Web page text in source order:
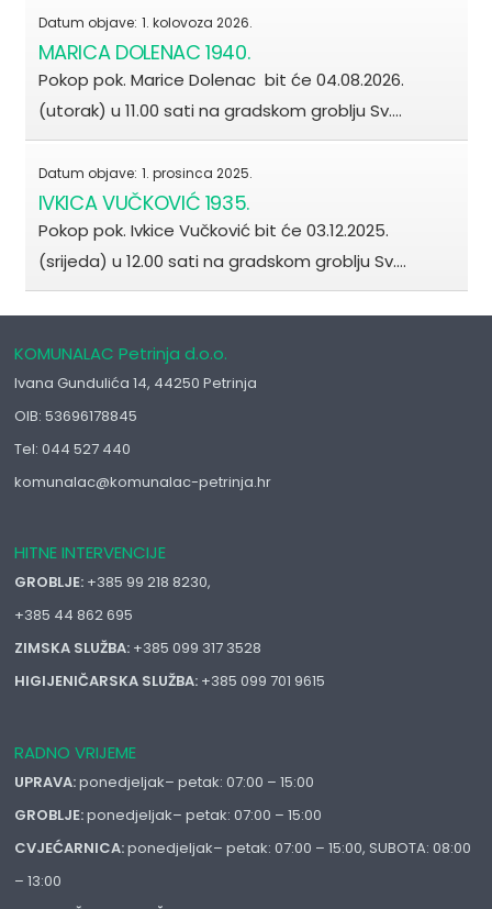
Datum objave: 1. kolovoza 2026.
MARICA DOLENAC 1940.
Pokop pok. Marice Dolenac bit će 04.08.2026.
(utorak) u 11.00 sati na gradskom groblju Sv.…
Datum objave: 1. prosinca 2025.
IVKICA VUČKOVIĆ 1935.
Pokop pok. Ivkice Vučković bit će 03.12.2025.
(srijeda) u 12.00 sati na gradskom groblju Sv.…
KOMUNALAC Petrinja d.o.o.
Ivana Gundulića 14, 44250 Petrinja
OIB: 53696178845
Tel: 044 527 440
komunalac@komunalac-petrinja.hr
HITNE INTERVENCIJE
GROBLJE: +385 99 218 8230,
+385 44 862 695
ZIMSKA SLUŽBA: +385 099 317 3528
HIGIJENIČARSKA SLUŽBA: +385 099 701 9615
RADNO VRIJEME
UPRAVA:ponedjeljak– petak: 07:00 – 15:00
GROBLJE:ponedjeljak– petak: 07:00 – 15:00
CVJEĆARNICA:ponedjeljak– petak: 07:00 – 15:00, SUBOTA: 08:00
– 13:00